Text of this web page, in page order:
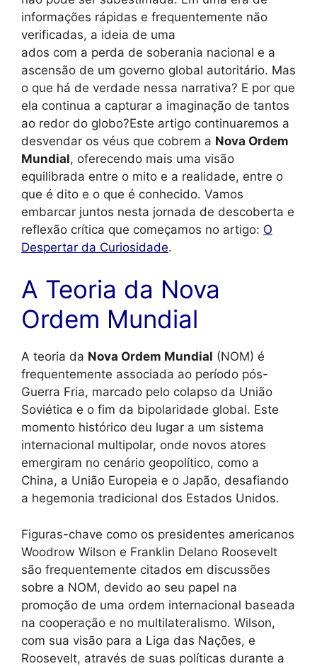
informações rápidas e frequentemente não
verificadas, a ideia de uma
ados com a perda de soberania nacional e a
ascensão de um governo global autoritário. Mas
o que há de verdade nessa narrativa? E por que
ela continua a capturar a imaginação de tantos
ao redor do globo?Este artigo continuaremos a
desvendar os véus que cobrem a Nova Ordem
Mundial, oferecendo mais uma visão
equilibrada entre o mito e a realidade, entre o
que é dito e o que é conhecido. Vamos
embarcar juntos nesta jornada de descoberta e
reflexão crítica que começamos no artigo: O
Despertar da Curiosidade.
A Teoria da Nova
Ordem Mundial
A teoria da Nova Ordem Mundial (NOM) é
frequentemente associada ao período pós-
Guerra Fria, marcado pelo colapso da União
Soviética e o fim da bipolaridade global. Este
momento histórico deu lugar a um sistema
internacional multipolar, onde novos atores
emergiram no cenário geopolítico, como a
China, a União Europeia e o Japão, desafiando
a hegemonia tradicional dos Estados Unidos.
Figuras-chave como os presidentes americanos
Woodrow Wilson e Franklin Delano Roosevelt
são frequentemente citados em discussões
sobre a NOM, devido ao seu papel na
promoção de uma ordem internacional baseada
na cooperação e no multilateralismo. Wilson,
com sua visão para a Liga das Nações, e
Roosevelt, através de suas políticas durante a